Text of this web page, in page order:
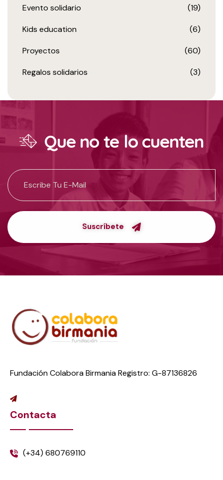
Evento solidario (19)
Kids education (6)
Proyectos (60)
Regalos solidarios (3)
Que no te lo cuenten
Suscríbete
Fundación Colabora Birmania Registro: G-87136826
Contacta
(+34) 680769110